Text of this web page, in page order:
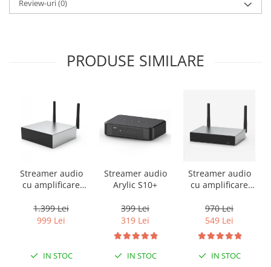
Review-uri(0)
PRODUSE SIMILARE
Streamer audio
cu amplificare
A50+, LAN /Wi-Fi
/Bluetooth,
1.399 Lei
999 Lei
IN STOC
Streamer audio
Arylic S10+
399 Lei
319 Lei
IN STOC
Streamer audio
cu amplificare
A30+, LAN /Wi-Fi
/Bluetooth,
24bit/192kHz,
Multiroom
970 Lei
549 Lei
IN STOC